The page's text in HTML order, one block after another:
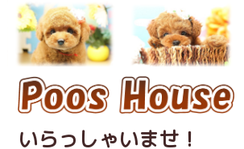
いらっしゃいませ！